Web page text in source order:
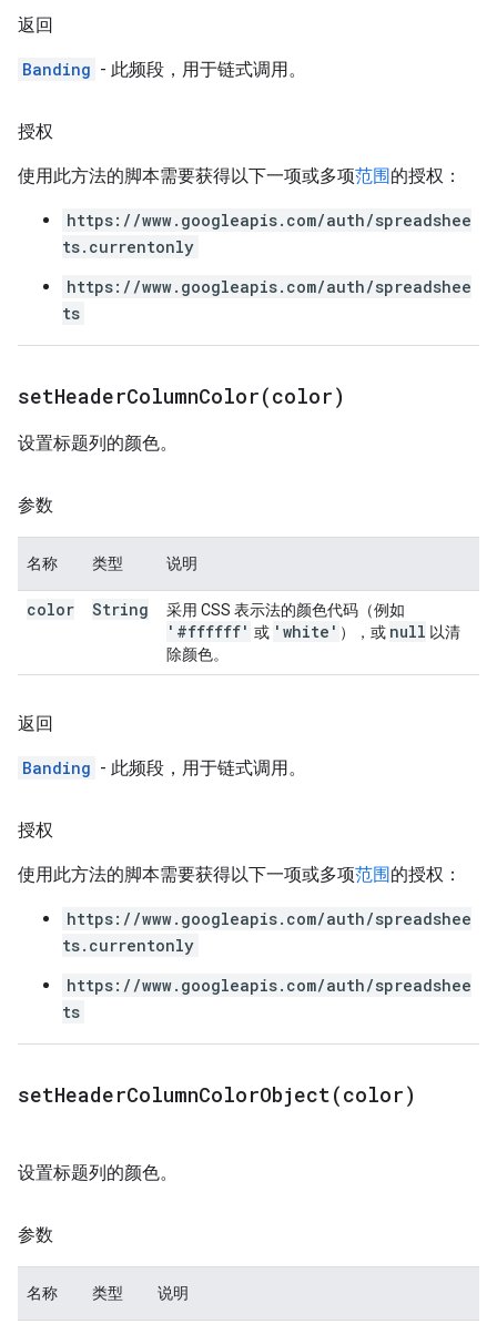
返回
Banding - 此频段，用于链式调用。
授权
使用此方法的脚本需要获得以下一项或多项范围的授权：
https://www.googleapis.com/auth/spreadshee
ts.currentonly
https://www.googleapis.com/auth/spreadshee
ts
setHeaderColumnColor(color)
设置标题列的颜色。
参数
名称 类型 说明
color String 采用 CSS 表示法的颜色代码（例如
'#ffffff' 或 'white' ），或 null 以清
除颜色。
返回
Banding - 此频段，用于链式调用。
授权
使用此方法的脚本需要获得以下一项或多项范围的授权：
https://www.googleapis.com/auth/spreadshee
ts.currentonly
https://www.googleapis.com/auth/spreadshee
ts
setHeaderColumnColorObject(color)
设置标题列的颜色。
参数
名称 类型 说明